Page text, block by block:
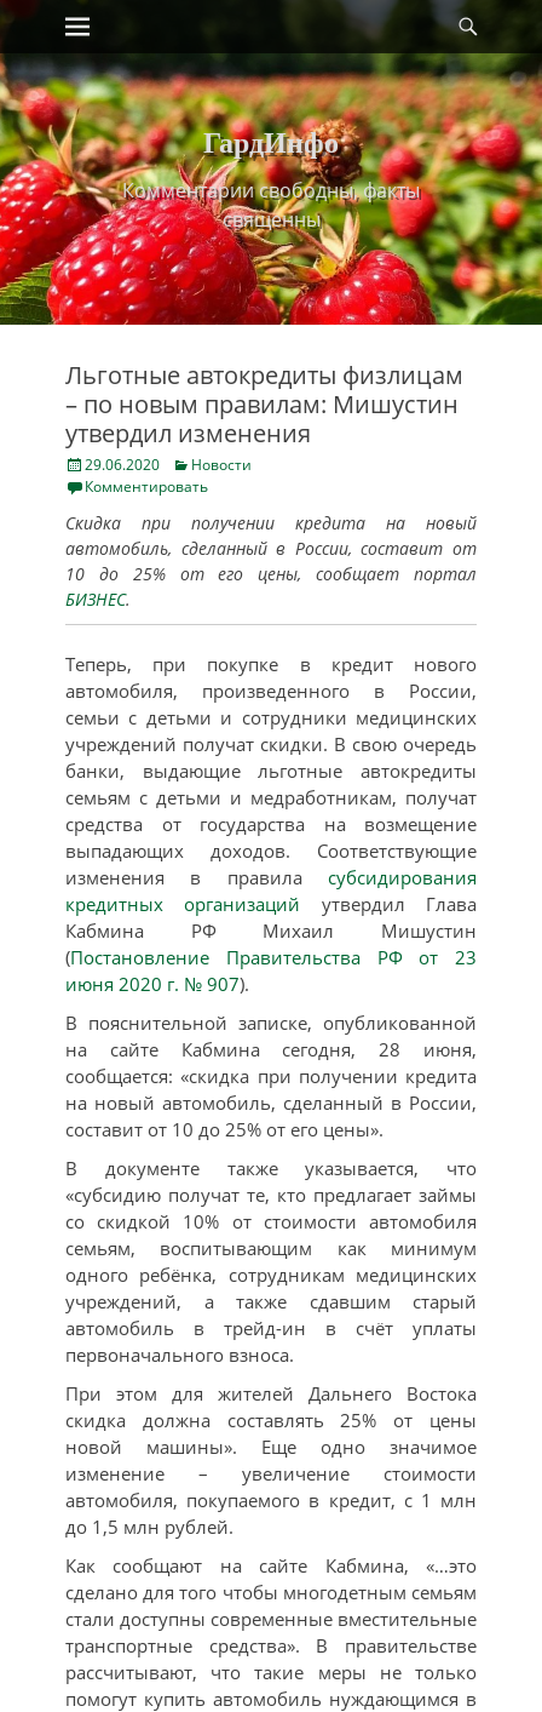
Skip
content
Primary Menu
ГардИнфо
Комментарии свободны, факты
священны
Льготные автокредиты физлицам
– по новым правилам: Мишустин
утвердил изменения
Posted
on
29.06.2020 Categories
Новости
Комментировать
Скидка при получении кредита на новый
автомобиль, сделанный в России, составит от
10 до 25% от его цены, сообщает портал
БИЗНЕС.
Теперь, при покупке в кредит нового
автомобиля, произведенного в России,
семьи с детьми и сотрудники медицинских
учреждений получат скидки. В свою очередь
банки, выдающие льготные автокредиты
семьям с детьми и медработникам, получат
средства от государства на возмещение
выпадающих доходов. Соответствующие
изменения в правила субсидирования
кредитных организаций утвердил Глава
Кабмина РФ Михаил Мишустин
(Постановление Правительства РФ от 23
июня 2020 г. № 907).
В пояснительной записке, опубликованной
на сайте Кабмина сегодня, 28 июня,
сообщается: «скидка при получении кредита
на новый автомобиль, сделанный в России,
составит от 10 до 25% от его цены».
В документе также указывается, что
«субсидию получат те, кто предлагает займы
со скидкой 10% от стоимости автомобиля
семьям, воспитывающим как минимум
одного ребёнка, сотрудникам медицинских
учреждений, а также сдавшим старый
автомобиль в трейд-ин в счёт уплаты
первоначального взноса.
При этом для жителей Дальнего Востока
скидка должна составлять 25% от цены
новой машины». Еще одно значимое
изменение – увеличение стоимости
автомобиля, покупаемого в кредит, с 1 млн
до 1,5 млн рублей.
Как сообщают на сайте Кабмина, «…это
сделано для того чтобы многодетным семьям
стали доступны современные вместительные
транспортные средства». В правительстве
рассчитывают, что такие меры не только
помогут купить автомобиль нуждающимся в